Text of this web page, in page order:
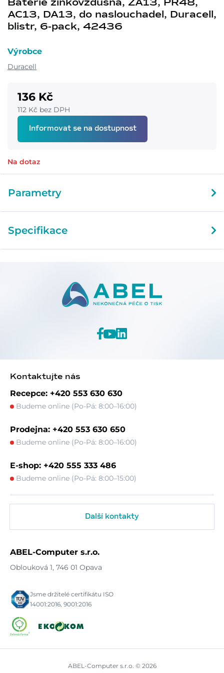
Baterie zinkovzdušná, ZA13, PR48,
AC13, DA13, do naslouchadel, Duracell,
blistr, 6-pack, 42436
Výrobce
Duracell
136 Kč
112 Kč bez DPH
Informovat se na dostupnost
Na dotaz
Parametry
Specifikace
Kontaktujte nás
Recepce: +420 553 630 630
Budeme online (Po-Pá: 8:00–16:00)
Prodejna: +420 553 630 650
Budeme online (Po-Pá: 8:00–16:00)
E-shop: +420 555 333 486
Budeme online (Po-Pá: 8:00–15:00)
Další kontakty
ABEL-Computer s.r.o.
Oblouková 1, 746 01 Opava
Jsme držitelé certifikátu ISO
14001:2016, 9001:2016
ABEL-Computer s.r.o. © 2026